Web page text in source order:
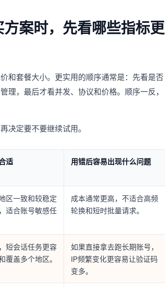
案时，先看哪些指标更
和套餐大小。更实用的顺序通常是：先看是否
理，最后才看并发、协议和价格。顺序一反，
决定要不要继续试用。
适 用错后容易出现什么问题
区一致和较稳定
适合账号敏感任
成本通常更高，不适合高频
轮换和短时批量请求。
短会话任务更容
覆盖多个地区。
如果直接拿去跑长期账号，
IP频繁变化更容易让验证码
变多。